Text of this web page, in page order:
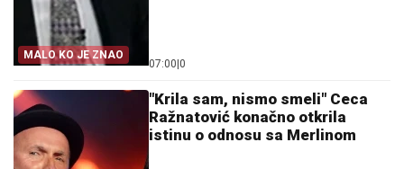
MALO KO JE ZNAO
07:00|0
"Krila sam, nismo smeli" Ceca
Ražnatović konačno otkrila
istinu o odnosu sa Merlinom